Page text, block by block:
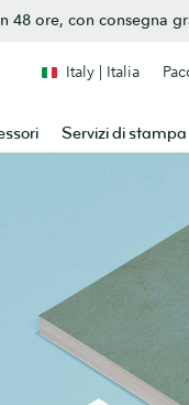
48 ore, con consegna
Servizi di stampa
Italy | Italia